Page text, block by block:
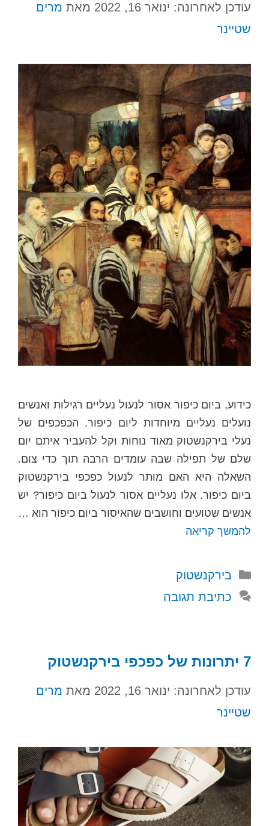
עודכן לאחרונה: ינואר 16, 2022 מאת מרים
שטיינר
כידוע, ביום כיפור אסור לנעול נעליים רגילות ואנשים
נועלים נעליים מיוחדות ליום כיפור. הכפכפים של
נעלי בירקנשטוק מאוד נוחות וקל להעביר איתם יום
שלם של תפילה שבה עומדים הרבה תוך כדי צום.
השאלה היא האם מותר לנעול כפכפי בירקנשטוק
ביום כיפור. אלו נעליים אסור לנעול ביום כיפור? יש
אנשים שטועים וחושבים שהאיסור ביום כיפור הוא …
להמשך קריאה
קטגוריות
בירקנשטוק
כתיבת תגובה
7 יתרונות של כפכפי בירקנשטוק
עודכן לאחרונה: ינואר 16, 2022 מאת מרים
שטיינר